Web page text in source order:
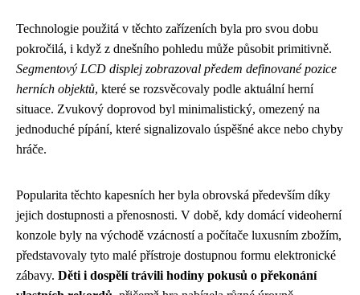
Technologie použitá v těchto zařízeních byla pro svou dobu
pokročilá, i když z dnešního pohledu může působit primitivně.
Segmentový LCD displej zobrazoval předem definované pozice
herních objektů, které se rozsvěcovaly podle aktuální herní
situace. Zvukový doprovod byl minimalistický, omezený na
jednoduché pípání, které signalizovalo úspěšné akce nebo chyby
hráče.
Popularita těchto kapesních her byla obrovská především díky
jejich dostupnosti a přenosnosti. V době, kdy domácí videoherní
konzole byly na východě vzácností a počítače luxusním zbožím,
představovaly tyto malé přístroje dostupnou formu elektronické
zábavy. Děti i dospělí trávili hodiny pokusů o překonání